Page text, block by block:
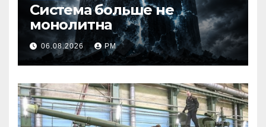
Система больше не
монолитна
06.08.2026 РМ